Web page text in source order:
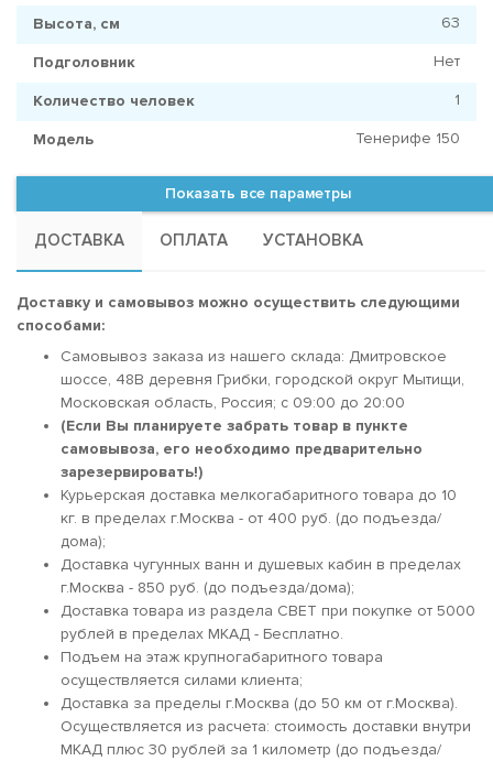
Высота, см 63
Подголовник Нет
Количество человек 1
Модель Тенерифе 150
Показать все параметры
ДОСТАВКА ОПЛАТА УСТАНОВКА
Доставку и самовывоз можно осуществить следующими
способами:
Самовывоз заказа из нашего склада: Дмитровское
шоссе, 48В деревня Грибки, городской округ Мытищи,
Московская область, Россия; c 09:00 до 20:00
(Если Вы планируете забрать товар в пункте
самовывоза, его необходимо предварительно
зарезервировать!)
Курьерская доставка мелкогабаритного товара до 10
кг. в пределах г.Москва - от 400 руб. (до подъезда/
дома);
Доставка чугунных ванн и душевых кабин в пределах
г.Москва - 850 руб. (до подъезда/дома);
Доставка товара из раздела СВЕТ при покупке от 5000
рублей в пределах МКАД - Бесплатно.
Подъем на этаж крупногабаритного товара
осуществляется силами клиента;
Доставка за пределы г.Москва (до 50 км от г.Москва).
Осуществляется из расчета: стоимость доставки внутри
МКАД плюс 30 рублей за 1 километр (до подъезда/